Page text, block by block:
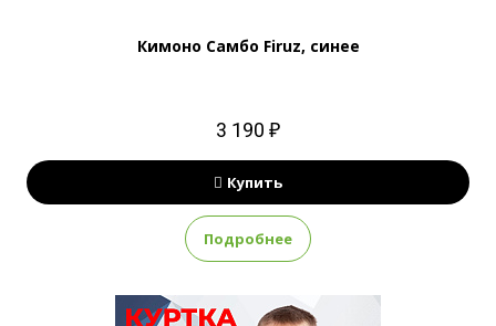
Кимоно Самбо Firuz, синее
3 190 ₽
Купить
Подробнее